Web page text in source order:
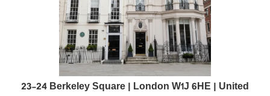
23-24 Berkeley Square | London W1J 6HE | United